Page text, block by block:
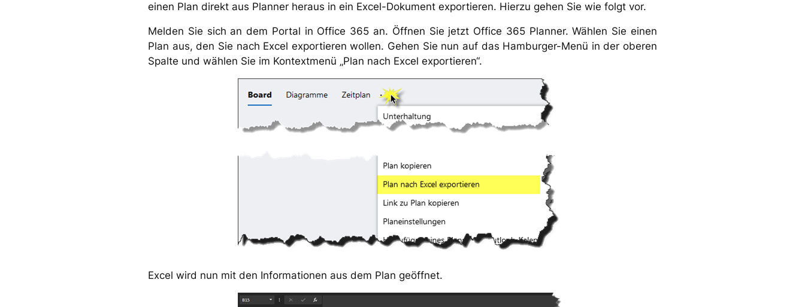
einen Plan direkt aus Planner heraus in ein Excel-Dokument exportieren. Hierzu gehen Sie wie folgt vor.
Melden Sie sich an dem Portal in Office 365 an. Öffnen Sie jetzt Office 365 Planner. Wählen Sie einen
Plan aus, den Sie nach Excel exportieren wollen. Gehen Sie nun auf das Hamburger-Menü in der oberen
Spalte und wählen Sie im Kontextmenü „Plan nach Excel exportieren“.
Excel wird nun mit den Informationen aus dem Plan geöffnet.